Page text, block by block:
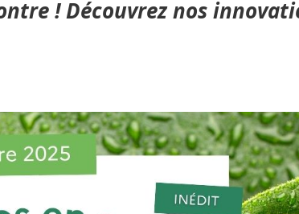
! Découvrez nos